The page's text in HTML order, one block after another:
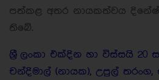
පත්කළ අතර නායකත්වය
තිබේ.
ශ්‍රී ලංකා එක්දින හා විස්සයි 20
චන්දිමාල් (නායක), උපුල් තරංග,